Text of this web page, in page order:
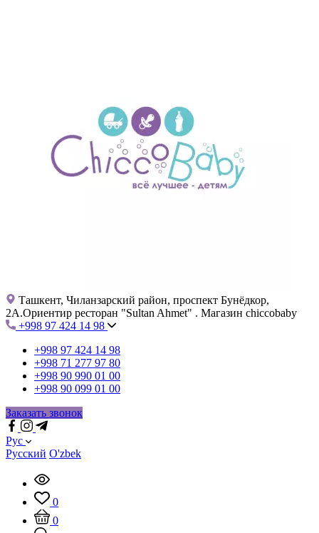
Ташкент, Чиланзарский район, проспект Бунёдкор,
2А.Ориентир ресторан "Sultan Ahmet" . Магазин chiccobaby
+998 97 424 14 98
+998 97 424 14 98
+998 71 277 97 80
+998 90 990 01 00
+998 90 099 01 00
Заказать звонок
Рус
Русский O'zbek
0
0